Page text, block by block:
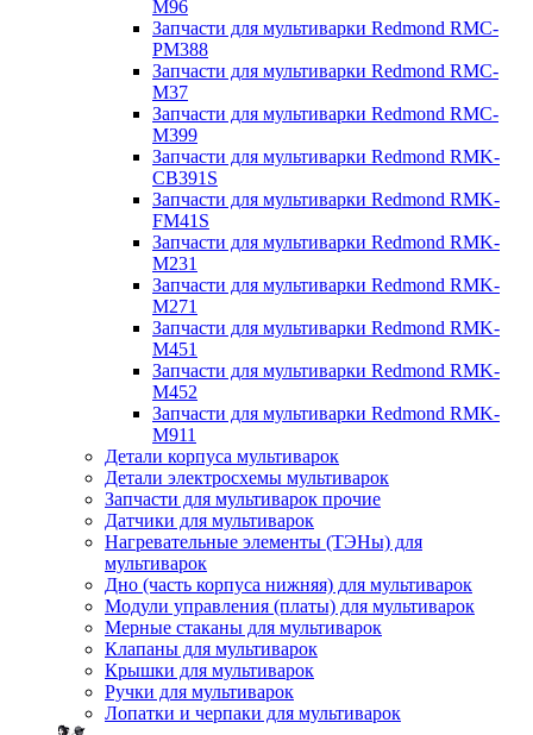
M96
Запчасти для мультиварки Redmond RMC-
PM388
Запчасти для мультиварки Redmond RMC-
M37
Запчасти для мультиварки Redmond RMC-
M399
Запчасти для мультиварки Redmond RMK-
CB391S
Запчасти для мультиварки Redmond RMK-
FM41S
Запчасти для мультиварки Redmond RMK-
M231
Запчасти для мультиварки Redmond RMK-
M271
Запчасти для мультиварки Redmond RMK-
M451
Запчасти для мультиварки Redmond RMK-
M452
Запчасти для мультиварки Redmond RMK-
M911
Детали корпуса мультиварок
Детали электросхемы мультиварок
Запчасти для мультиварок прочие
Датчики для мультиварок
Нагревательные элементы (ТЭНы) для
мультиварок
Дно (часть корпуса нижняя) для мультиварок
Модули управления (платы) для мультиварок
Мерные стаканы для мультиварок
Клапаны для мультиварок
Крышки для мультиварок
Ручки для мультиварок
Лопатки и черпаки для мультиварок